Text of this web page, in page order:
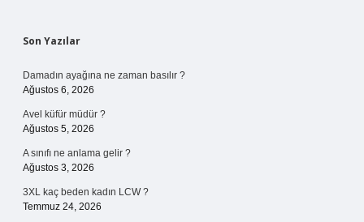
Sidebar
Son Yazılar
Damadın ayağına ne zaman basılır ?
Ağustos 6, 2026
Avel küfür müdür ?
Ağustos 5, 2026
A sınıfı ne anlama gelir ?
Ağustos 3, 2026
3XL kaç beden kadın LCW ?
Temmuz 24, 2026